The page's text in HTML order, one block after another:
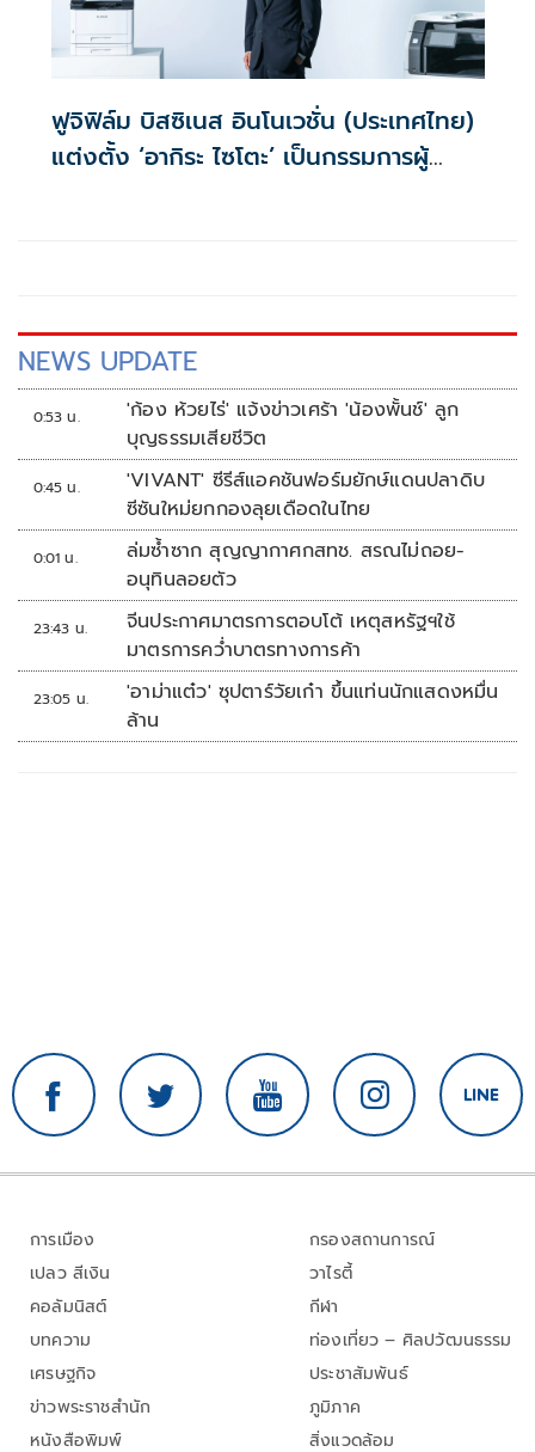
ฟูจิฟิล์ม บิสซิเนส อินโนเวชั่น (ประเทศไทย)
แต่งตั้ง ‘อากิระ ไซโตะ’ เป็นกรรมการผู้
NEWS UPDATE
0:53 น.
'ก้อง ห้วยไร่' แจ้งข่าวเศร้า 'น้องพั้นช์' ลูก
บุญธรรมเสียชีวิต
0:45 น.
'VIVANT' ซีรีส์แอคชันฟอร์มยักษ์แดนปลาดิบ
ซีซันใหม่ยกกองลุยเดือดในไทย
0:01 น.
ล่มซ้ำซาก สุญญากาศกสทช. สรณไม่ถอย-
อนุทินลอยตัว
23:43 น.
จีนประกาศมาตรการตอบโต้ เหตุสหรัฐฯใช้
มาตรการคว่ำบาตรทางการค้า
23:05 น.
'อาม่าแต๋ว' ซุปตาร์วัยเก๋า ขึ้นแท่นนักแสดงหมื่น
ล้าน
การเมือง
เปลว สีเงิน
คอลัมนิสต์
บทความ
เศรษฐกิจ
ข่าวพระราชสำนัก
หนังสือพิมพ์
กรองสถานการณ์
วาไรตี้
กีฬา
ท่องเที่ยว – ศิลปวัฒนธรรม
ประชาสัมพันธ์
ภูมิภาค
สิ่งแวดล้อม